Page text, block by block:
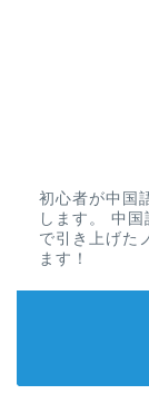
初心者が中国
します。 中
で引き上げた
ます！